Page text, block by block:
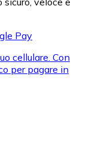
Pay
cellulare. Con
per pagare in